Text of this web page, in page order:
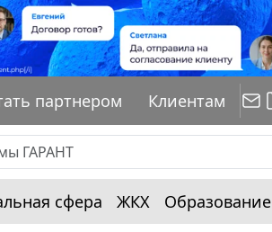
партнером Клиентам
сфера ЖКХ Образование